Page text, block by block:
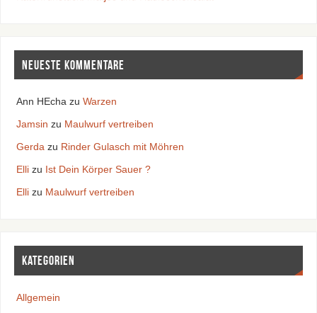
Neueste Kommentare
Ann HEchazu Warzen
Jamsin zu Maulwurf vertreiben
Gerdazu Rinder Gulasch mit Möhren
Ellizu Ist Dein Körper Sauer ?
Ellizu Maulwurf vertreiben
Kategorien
Allgemein